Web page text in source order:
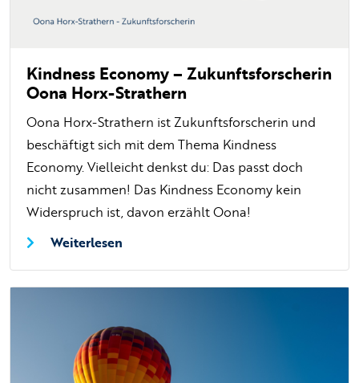
Kindness Economy – Zukunftsforscherin
Oona Horx-Strathern
Oona Horx-Strathern ist Zukunftsforscherin und
beschäftigt sich mit dem Thema Kindness
Economy. Vielleicht denkst du: Das passt doch
nicht zusammen! Das Kindness Economy kein
Widerspruch ist, davon erzählt Oona!
Weiterlesen